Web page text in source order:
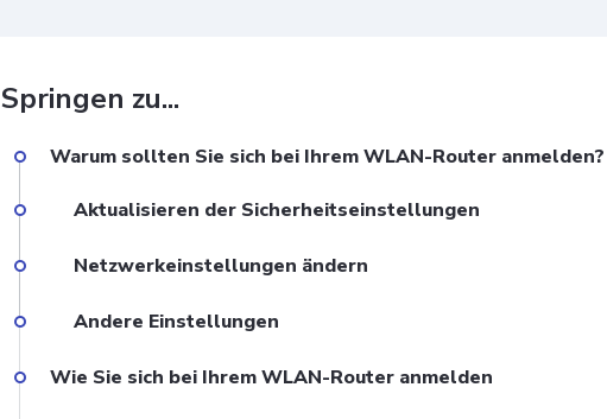
Springen zu...
Warum sollten Sie sich bei Ihrem WLAN-Router anmelden?
Aktualisieren der Sicherheitseinstellungen
Netzwerkeinstellungen ändern
Andere Einstellungen
Wie Sie sich bei Ihrem WLAN-Router anmelden